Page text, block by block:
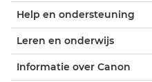
Help en ondersteuning
Leren en onderwijs
Informatie over Canon